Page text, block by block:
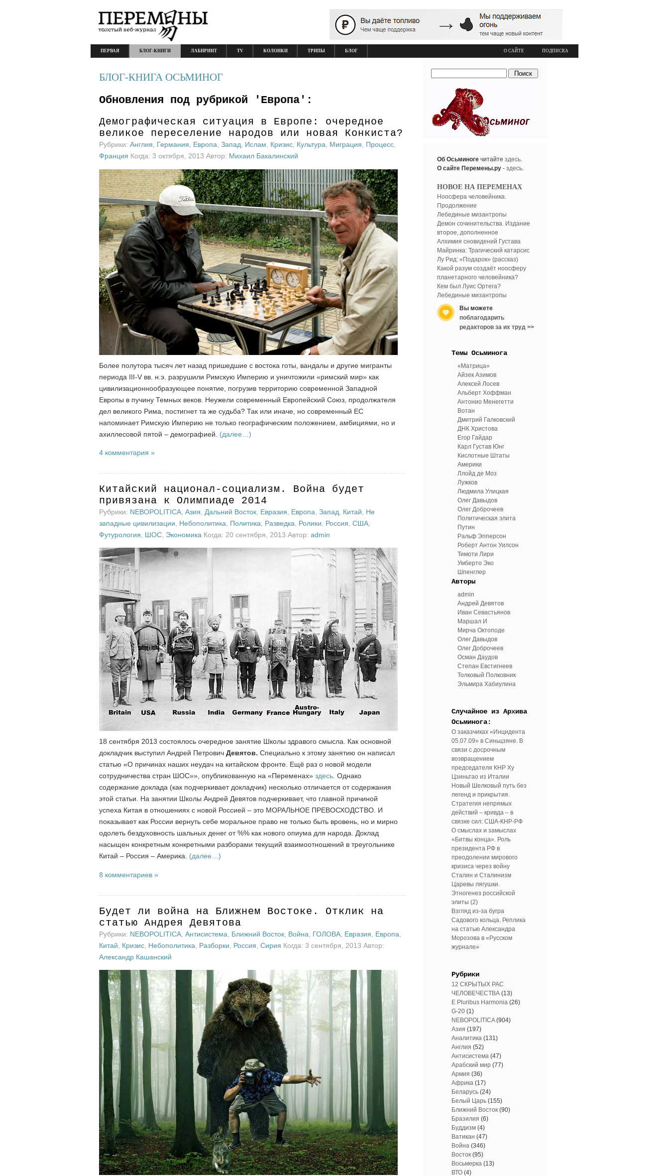
О САЙТЕ ПОДПИСКА
ПЕРВАЯ БЛОГ-КНИГИ ЛАБИРИНТ TV КОЛОНКИ ТРИПЫ БЛОГ
БЛОГ-КНИГА ОСЬМИНОГ
Обновления под рубрикой 'Европа':
Демографическая ситуация в Европе: очередное
великое переселение народов или новая Конкиста?
Рубрики: Англия Германия Европа Запад Ислам Кризис Культура Миграция Процесс
Франция Когда: 3 октября, 2013 Автор: Михаил Бакалинский
Более полутора тысяч лет назад пришедшие с востока готы, вандалы и другие мигранты
периода III-V вв. н.э. разрушили Римскую Империю и уничтожили «римский мир» как
цивилизационнообразующее понятие, погрузив территорию современной Западной
Европы в пучину Темных веков. Неужели современный Европейский Союз, продолжателя
дел великого Рима, постигнет та же судьба? Так или иначе, но современный ЕС
напоминает Римскую Империю не только географическим положением, амбициями, но и
ахиллесовой пятой – демографией. (далее…)
4 комментария »
Китайский национал-социализм. Война будет
привязана к Олимпиаде 2014
Рубрики: NEBOPOLITICA Азия Дальний Восток Евразия Европа Запад Китай
Не
западные цивилизации
Небополитика Политика Разведка Ролики Россия США
Футурология
ШОС Экономика Когда: 20 сентября, 2013 Автор: admin
18 сентября 2013 состоялось очередное занятие Школы здравого смысла. Как основной
докладчик выступил Андрей Петрович Девятов. Специально к этому занятию он написал
статью «О причинах наших неудач на китайском фронте. Ещё раз о новой модели
сотрудничества стран ШОС»», опубликованную на «Переменах» здесь. Однако
содержание доклада (как подчеркивает докладчик) несколько отличается от содержания
этой статьи. На занятии Школы Андрей Девятов подчеркивает, что главной причиной
успеха Китая в отношениях с новой Россией – это МОРАЛЬНОЕ ПРЕВОСХОДСТВО. И
показывает как России вернуть себе моральное право не только быть вровень, но и мирно
одолеть бездуховность шальных денег от %% как нового опиума для народа. Доклад
насыщен конкретным конкретными разборами текущий взаимоотношений в треугольнике
Китай – Россия – Америка. (далее…)
8 комментариев »
Будет ли война на Ближнем Востоке. Отклик на
статью Андрея Девятова
Рубрики: NEBOPOLITICA Антисистема Ближний Восток Война ГОЛОВА Евразия Европа
Китай
Кризис Небополитика Разборки Россия Сирия Когда: 3 сентября, 2013 Автор:
Александр Кашанский
Об Осьминоге читайте здесь.
О сайте Перемены.ру - здесь.
НОВОЕ НА ПЕРЕМЕНАХ
Ноосфера человейника.
Продолжение
Лебединые мизантропы
Демон сочинительства. Издание
второе, дополненное
Алхимия сновидений Густава
Майринка: Трагический катарсис
Лу Рид: «Подарок» (рассказ)
Какой разум создаёт ноосферу
планетарного человейника?
Кем был Луис Ортега?
Лебединые мизантропы
Вы можете
поблагодарить
редакторов за их труд >>
Tемы Осьминога
«Матрица»
Айзек Азимов
Алексей Лосев
Альберт Хоффман
Антонио Менегетти
Вотан
Дмитрий Галковский
ДНК Христова
Егор Гайдар
Карл Густав Юнг
Кислотные Штаты
Америки
Ллойд де Моз
Лужков
Людмила Улицкая
Олег Давыдов
Олег Доброчеев
Политическая элита
Путин
Ральф Эпперсон
Роберт Антон Уилсон
Тимоти Лири
Умберто Эко
Шпенглер
Авторы
admin
Андрей Девятов
Иван Севастьянов
Маршал И
Мирча Октоподе
Олег Давыдов
Олег Доброчеев
Осман Даудов
Степан Евстигнеев
Толковый Полковник
Эльмира Хабиулина
Случайное из Архива
Осьминога:
О заказчиках «Инцидента
05.07.09» в Синьцзяне. В
связи с досрочным
возвращением
председателя КНР Ху
Цзиньтао из Италии
Новый Шелковый путь без
легенд и прикрытия.
Стратегия непрямых
действий – кривда – в
связке сил: США-КНР-РФ
О смыслах и замыслах
«Битвы конца». Роль
президента РФ в
преодолении мирового
кризиса через войну
Сталин и Сталинизм
Царевы лягушки.
Этногенез российской
элиты (2)
Взгляд из-за бугра
Садового кольца. Реплика
на статью Александра
Морозова в «Русском
журнале»
Рубрики
12 СКРЫТЫХ РАС
ЧЕЛОВЕЧЕСТВА (13)
E Pluribus Harmonia (26)
G-20 (1)
NEBOPOLITICA(904)
Азия (197)
Аналитика (131)
Англия (52)
Антисистема (47)
Арабский мир (77)
Армия (36)
Африка (17)
Беларусь (24)
Белый Царь (155)
Ближний Восток (90)
Бразилия (6)
Буддизм (4)
Ватикан (47)
Война (346)
Восток (95)
Восьмерка (13)
ВТО (4)